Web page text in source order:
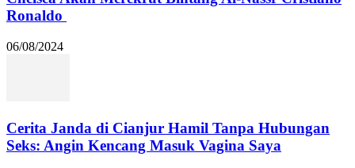
Ronaldo
06/08/2024
Cerita Janda di Cianjur Hamil Tanpa Hubungan
Seks: Angin Kencang Masuk Vagina Saya